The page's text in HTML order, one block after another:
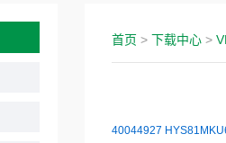
首页 > 下载中心>
40044927